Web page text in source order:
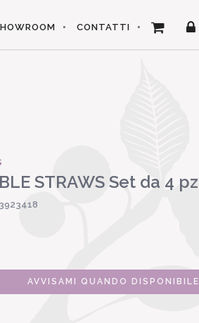
CONTATTI
STRAWS Set da 4 pz
AVVISAMI QUANDO DISPONIBILE